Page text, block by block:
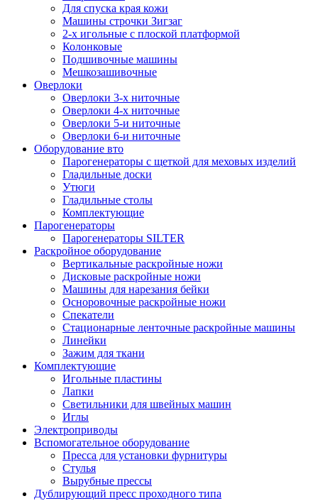
Для спуска края кожи
Машины строчки Зигзаг
2-х игольные с плоской платформой
Колонковые
Подшивочные машины
Мешкозашивочные
Оверлоки
Оверлоки 3-х ниточные
Оверлоки 4-х ниточные
Оверлоки 5-и ниточные
Оверлоки 6-и ниточные
Оборудование вто
Парогенераторы с щеткой для меховых изделий
Гладильные доски
Утюги
Гладильные столы
Комплектующие
Парогенераторы
Парогенераторы SILTER
Раскройное оборудование
Вертикальные раскройные ножи
Дисковые раскройные ножи
Машины для нарезания бейки
Осноровочные раскройные ножи
Спекатели
Стационарные ленточные раскройные машины
Линейки
Зажим для ткани
Комплектующие
Игольные пластины
Лапки
Светильники для швейных машин
Иглы
Электроприводы
Вспомогательное оборудование
Пресса для установки фурнитуры
Стулья
Вырубные прессы
Дублирующий пресс проходного типа